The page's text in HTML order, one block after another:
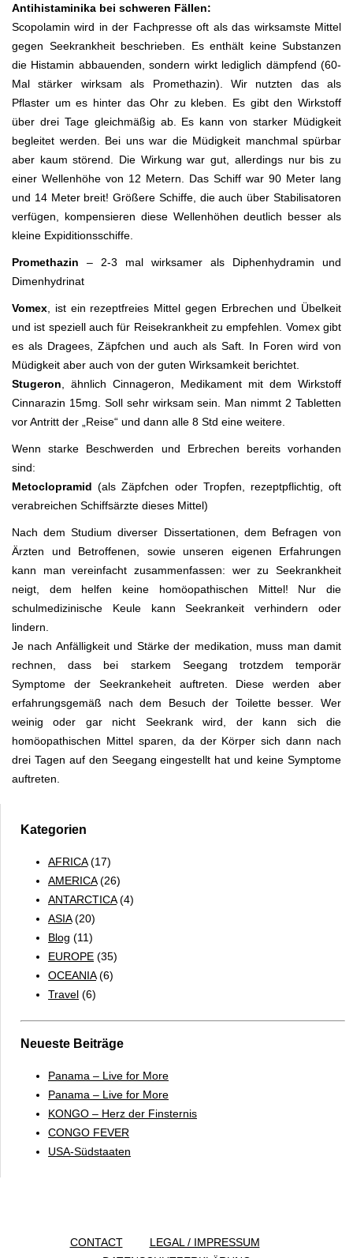
Antihistaminika bei schweren Fällen:
Scopolamin wird in der Fachpresse oft als das wirksamste Mittel
gegen Seekrankheit beschrieben. Es enthält keine Substanzen
die Histamin abbauenden, sondern wirkt lediglich dämpfend (60-
Mal stärker wirksam als Promethazin). Wir nutzten das als
Pflaster um es hinter das Ohr zu kleben. Es gibt den Wirkstoff
über drei Tage gleichmäßig ab. Es kann von starker Müdigkeit
begleitet werden. Bei uns war die Müdigkeit manchmal spürbar
aber kaum störend. Die Wirkung war gut, allerdings nur bis zu
einer Wellenhöhe von 12 Metern. Das Schiff war 90 Meter lang
und 14 Meter breit! Größere Schiffe, die auch über Stabilisatoren
verfügen, kompensieren diese Wellenhöhen deutlich besser als
kleine Expiditionsschiffe.
Promethazin – 2-3 mal wirksamer als Diphenhydramin und
Dimenhydrinat
Vomex , ist ein rezeptfreies Mittel gegen Erbrechen und Übelkeit
und ist speziell auch für Reisekrankheit zu empfehlen. Vomex gibt
es als Dragees, Zäpfchen und auch als Saft. In Foren wird von
Müdigkeit aber auch von der guten Wirksamkeit berichtet.
Stugeron , ähnlich Cinnageron, Medikament mit dem Wirkstoff
Cinnarazin 15mg. Soll sehr wirksam sein. Man nimmt 2 Tabletten
vor Antritt der „Reise“ und dann alle 8 Std eine weitere.
Wenn starke Beschwerden und Erbrechen bereits vorhanden
sind:
Metoclopramid (als Zäpfchen oder Tropfen, rezeptpflichtig, oft
verabreichen Schiffsärzte dieses Mittel)
Nach dem Studium diverser Dissertationen, dem Befragen von
Ärzten und Betroffenen, sowie unseren eigenen Erfahrungen
kann man vereinfacht zusammenfassen: wer zu Seekrankheit
neigt, dem helfen keine homöopathischen Mittel! Nur die
schulmedizinische Keule kann Seekrankeit verhindern oder
lindern.
Je nach Anfälligkeit und Stärke der medikation, muss man damit
rechnen, dass bei starkem Seegang trotzdem temporär
Symptome der Seekrankeheit auftreten. Diese werden aber
erfahrungsgemäß nach dem Besuch der Toilette besser. Wer
weinig oder gar nicht Seekrank wird, der kann sich die
homöopathischen Mittel sparen, da der Körper sich dann nach
drei Tagen auf den Seegang eingestellt hat und keine Symptome
auftreten.
Kategorien
AFRICA(17)
AMERICA(26)
ANTARCTICA(4)
ASIA(20)
Blog (11)
EUROPE (35)
OCEANIA(6)
Travel (6)
Neueste Beiträge
Panama – Live for More
Panama – Live for More
KONGO – Herz der Finsternis
CONGO FEVER
USA-Südstaaten
CONTACT
LEGAL / IMPRESSUM